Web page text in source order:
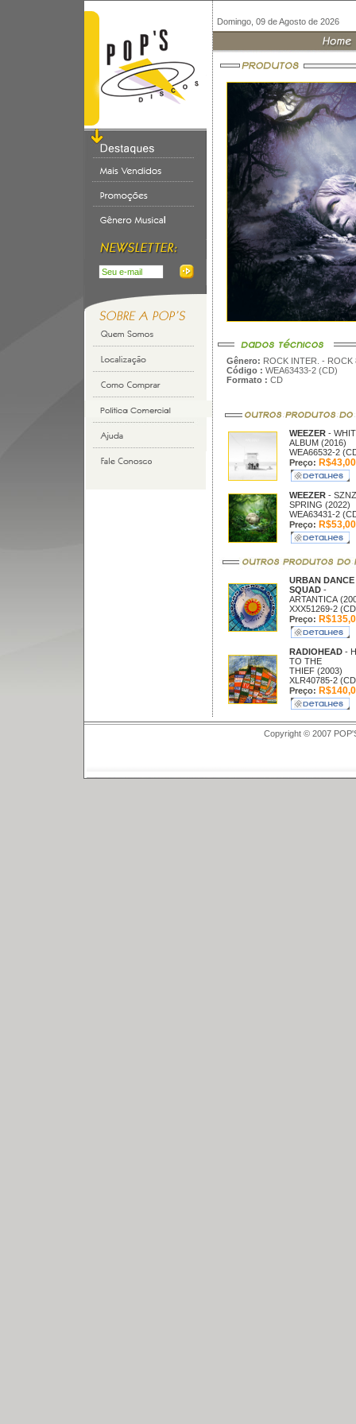
Domingo, 09 de Agosto de 2026
Gênero: ROCK INTER. - ROCK
Código : WEA63433-2 (CD)
Formato : CD
WEEZER -
ALBUM (2016)
WEA66532-2
Preço: R$43,00
WEEZER - SZNZ
SPRING (2022)
WEA63431-2
Preço: R$53,00
URBAN DANCE
SQUAD -
ARTANTICA
XXX51269-2
Preço:
RADIOHEAD -
TO THE
THIEF (2003)
XLR40785-2
Preço:
Copyright © 2007